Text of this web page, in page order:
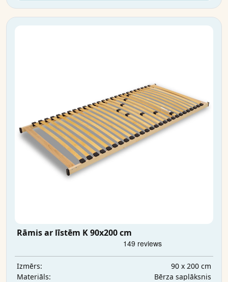
Rāmis ar līstēm K 90x200 cm
Izmērs:
90 x 200 cm
Materiāls:
Bērza saplāksnis